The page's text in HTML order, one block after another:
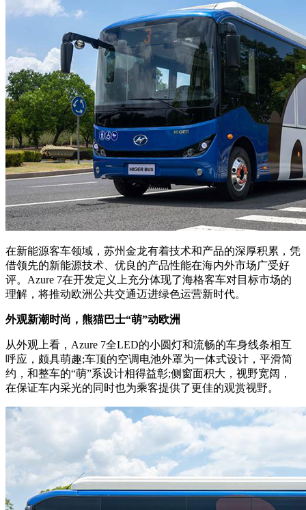
在新能源客车领域，苏州金龙有着技术和产品的深厚积累，凭
借领先的新能源技术、优良的产品性能在海内外市场广受好
评。Azure 7在开发定义上充分体现了海格客车对目标市场的
理解，将推动欧洲公共交通迈进绿色运营新时代。
外观新潮时尚，熊猫巴士“萌”动欧洲
从外观上看，Azure 7全LED的小圆灯和流畅的车身线条相互
呼应，颇具萌趣;车顶的空调电池外罩为一体式设计，平滑简
约，和整车的“萌”系设计相得益彰;侧窗面积大，视野宽阔，
在保证车内采光的同时也为乘客提供了更佳的观赏视野。